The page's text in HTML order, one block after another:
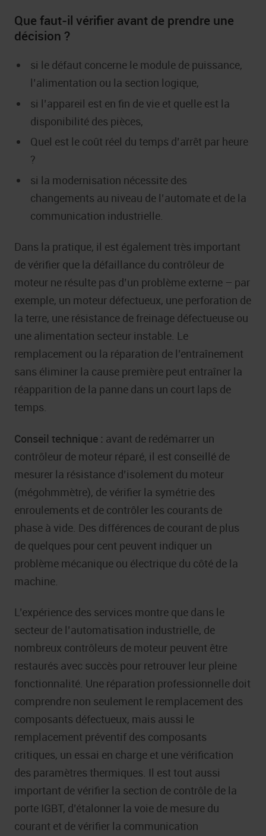
Que faut-il vérifier avant de prendre une
décision ?
si le défaut concerne le module de puissance,
l’alimentation ou la section logique,
si l’appareil est en fin de vie et quelle est la
disponibilité des pièces,
Quel est le coût réel du temps d’arrêt par heure
?
si la modernisation nécessite des
changements au niveau de l’automate et de la
communication industrielle.
Dans la pratique, il est également très important
de vérifier que la défaillance du contrôleur de
moteur ne résulte pas d’un problème externe – par
exemple, un moteur défectueux, une perforation de
la terre, une résistance de freinage défectueuse ou
une alimentation secteur instable. Le
remplacement ou la réparation de l’entraînement
sans éliminer la cause première peut entraîner la
réapparition de la panne dans un court laps de
temps.
Conseil technique : avant de redémarrer un
contrôleur de moteur réparé, il est conseillé de
mesurer la résistance d’isolement du moteur
(mégohmmètre), de vérifier la symétrie des
enroulements et de contrôler les courants de
phase à vide. Des différences de courant de plus
de quelques pour cent peuvent indiquer un
problème mécanique ou électrique du côté de la
machine.
L’expérience des services montre que dans le
secteur de l’automatisation industrielle, de
nombreux contrôleurs de moteur peuvent être
restaurés avec succès pour retrouver leur pleine
fonctionnalité. Une réparation professionnelle doit
comprendre non seulement le remplacement des
composants défectueux, mais aussi le
remplacement préventif des composants
critiques, un essai en charge et une vérification
des paramètres thermiques. Il est tout aussi
important de vérifier la section de contrôle de la
porte IGBT, d’étalonner la voie de mesure du
courant et de vérifier la communication